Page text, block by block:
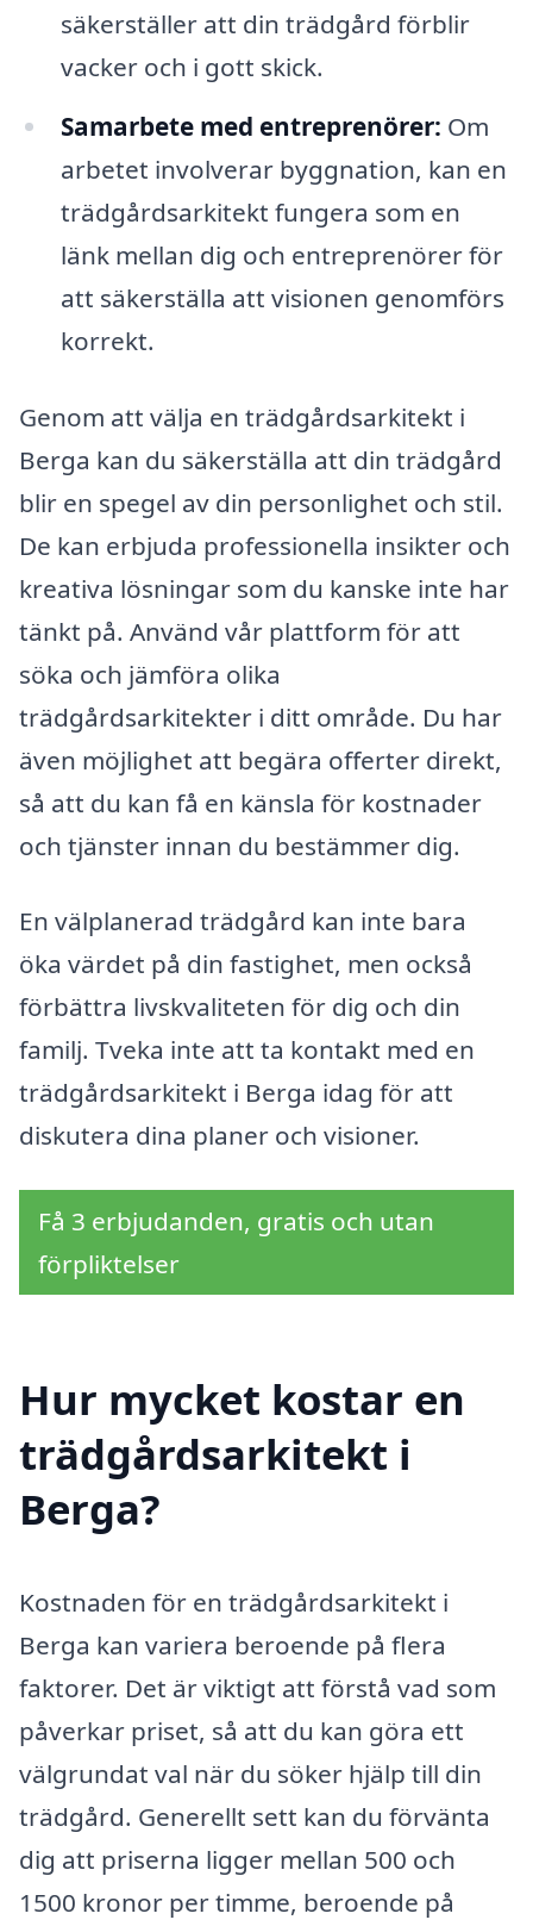
säkerställer att din trädgård förblir
vacker och i gott skick.
Samarbete med entreprenörer: Om
arbetet involverar byggnation, kan en
trädgårdsarkitekt fungera som en
länk mellan dig och entreprenörer för
att säkerställa att visionen genomförs
korrekt.
Genom att välja en trädgårdsarkitekt i
Berga kan du säkerställa att din trädgård
blir en spegel av din personlighet och stil.
De kan erbjuda professionella insikter och
kreativa lösningar som du kanske inte har
tänkt på. Använd vår plattform för att
söka och jämföra olika
trädgårdsarkitekter i ditt område. Du har
även möjlighet att begära offerter direkt,
så att du kan få en känsla för kostnader
och tjänster innan du bestämmer dig.
En välplanerad trädgård kan inte bara
öka värdet på din fastighet, men också
förbättra livskvaliteten för dig och din
familj. Tveka inte att ta kontakt med en
trädgårdsarkitekt i Berga idag för att
diskutera dina planer och visioner.
Få 3 erbjudanden, gratis och utan
förpliktelser
Hur mycket kostar en
trädgårdsarkitekt i
Berga?
Kostnaden för en trädgårdsarkitekt i
Berga kan variera beroende på flera
faktorer. Det är viktigt att förstå vad som
påverkar priset, så att du kan göra ett
välgrundat val när du söker hjälp till din
trädgård. Generellt sett kan du förvänta
dig att priserna ligger mellan 500 och
1500 kronor per timme, beroende på